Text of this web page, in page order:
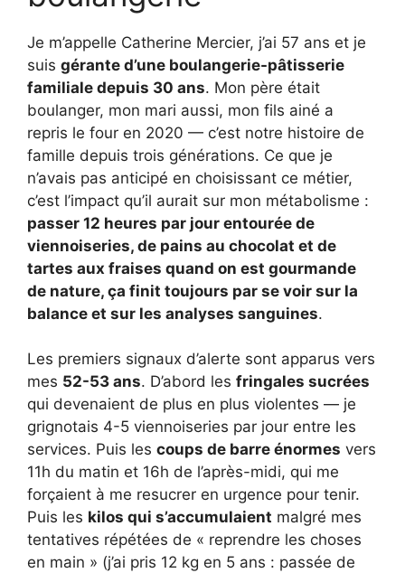
Je m’appelle Catherine Mercier, j’ai 57 ans et je
suis gérante d’une boulangerie-pâtisserie
familiale depuis 30 ans. Mon père était
boulanger, mon mari aussi, mon fils ainé a
repris le four en 2020 — c’est notre histoire de
famille depuis trois générations. Ce que je
n’avais pas anticipé en choisissant ce métier,
c’est l’impact qu’il aurait sur mon métabolisme :
passer 12 heures par jour entourée de
viennoiseries, de pains au chocolat et de
tartes aux fraises quand on est gourmande
de nature, ça finit toujours par se voir sur la
balance et sur les analyses sanguines.
Les premiers signaux d’alerte sont apparus vers
mes 52-53 ans. D’abord les fringales sucrées
qui devenaient de plus en plus violentes — je
grignotais 4-5 viennoiseries par jour entre les
services. Puis les coups de barre énormes vers
11h du matin et 16h de l’après-midi, qui me
forçaient à me resucrer en urgence pour tenir.
Puis les kilos qui s’accumulaient malgré mes
tentatives répétées de « reprendre les choses
en main » (j’ai pris 12 kg en 5 ans : passée de